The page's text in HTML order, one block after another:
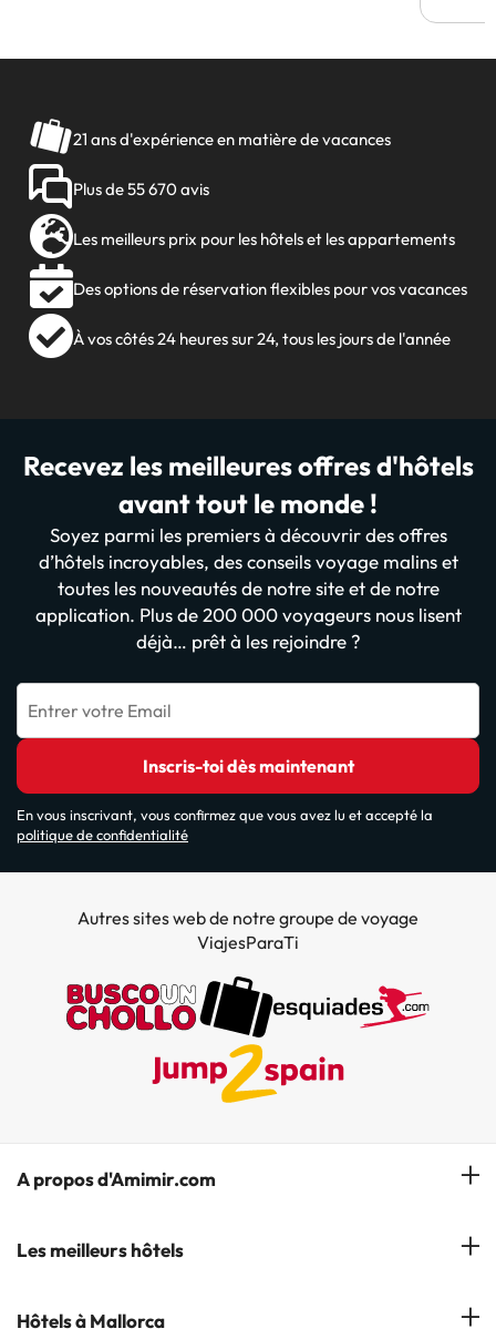
21 ans d'expérience en matière de vacances
Plus de 55 670 avis
Les meilleurs prix pour les hôtels et les appartements
Des options de réservation flexibles pour vos vacances
À vos côtés 24 heures sur 24, tous les jours de l'année
Recevez les meilleures offres d'hôtels
avant tout le monde !
Soyez parmi les premiers à découvrir des offres
d’hôtels incroyables, des conseils voyage malins et
toutes les nouveautés de notre site et de notre
application. Plus de 200 000 voyageurs nous lisent
déjà… prêt à les rejoindre ?
Entrer votre Email
Inscris-toi dès maintenant
En vous inscrivant, vous confirmez que vous avez lu et accepté la
politique de confidentialité
Autres sites web de notre groupe de voyage
ViajesParaTi
A propos d'Amimir.com
Notre équipe
Les meilleurs hôtels
Hôtels à Salou
Hôtels à Mallorca